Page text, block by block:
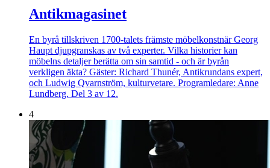
Antikmagasinet
En byrå tillskriven 1700-talets främste möbelkonstnär Georg
Haupt djupgranskas av två experter. Vilka historier kan
möbelns detaljer berätta om sin samtid - och är byrån
verkligen äkta? Gäster: Richard Thunér, Antikrundans expert,
och Ludwig Qvarnström, kulturvetare. Programledare: Anne
Lundberg. Del 3 av 12.
4